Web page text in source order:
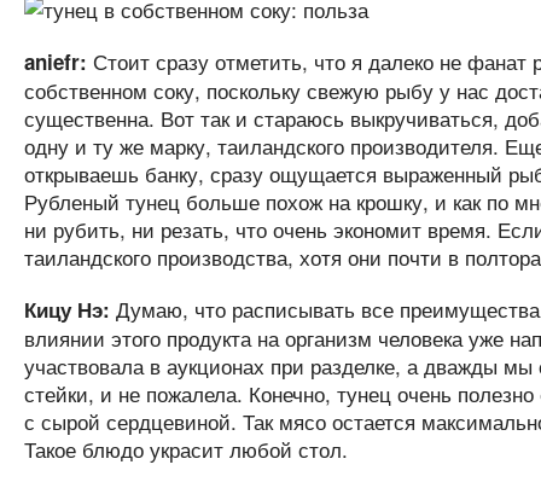
aniefr: Стоит сразу отметить, что я далеко не
собственном соку, поскольку свежую рыбу у нас
существенна. Вот так и стараюсь выкручиваться,
одну и ту же марку, таиландского производителя.
открываешь банку, сразу ощущается выраженный
Рубленый тунец больше похож на крошку, и как по
ни рубить, ни резать, что очень экономит время.
таиландского производства, хотя они почти в
Кицу Нэ: Думаю, что расписывать все
влиянии этого продукта на организм человека уже
участвовала в аукционах при разделке, а дважды
стейки, и не пожалела. Конечно, тунец очень
с сырой сердцевиной. Так мясо остается
Такое блюдо украсит любой стол.